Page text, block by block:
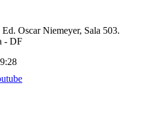
Oscar Niemeyer, Sala 503.
- DF